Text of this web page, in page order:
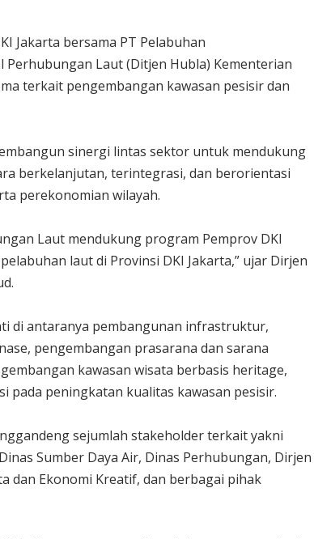
Jakarta bersama PT Pelabuhan
Laut (Ditjen Hubla) Kementerian
terkait pengembangan kawasan pesisir dan
sinergi lintas sektor untuk mendukung
berkelanjutan, terintegrasi, dan berorientasi
perekonomian wilayah.
Laut mendukung program Pemprov DKI
laut di Provinsi DKI Jakarta,” ujar Dirjen
di antaranya pembangunan infrastruktur,
pengembangan prasarana dan sarana
kawasan wisata berbasis heritage,
peningkatan kualitas kawasan pesisir.
sejumlah stakeholder terkait yakni
Sumber Daya Air, Dinas Perhubungan, Dirjen
dan Ekonomi Kreatif, dan berbagai pihak